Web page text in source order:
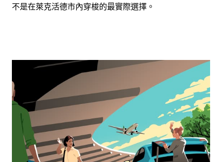
不是在萊克活德市內穿梭的最實際選擇。